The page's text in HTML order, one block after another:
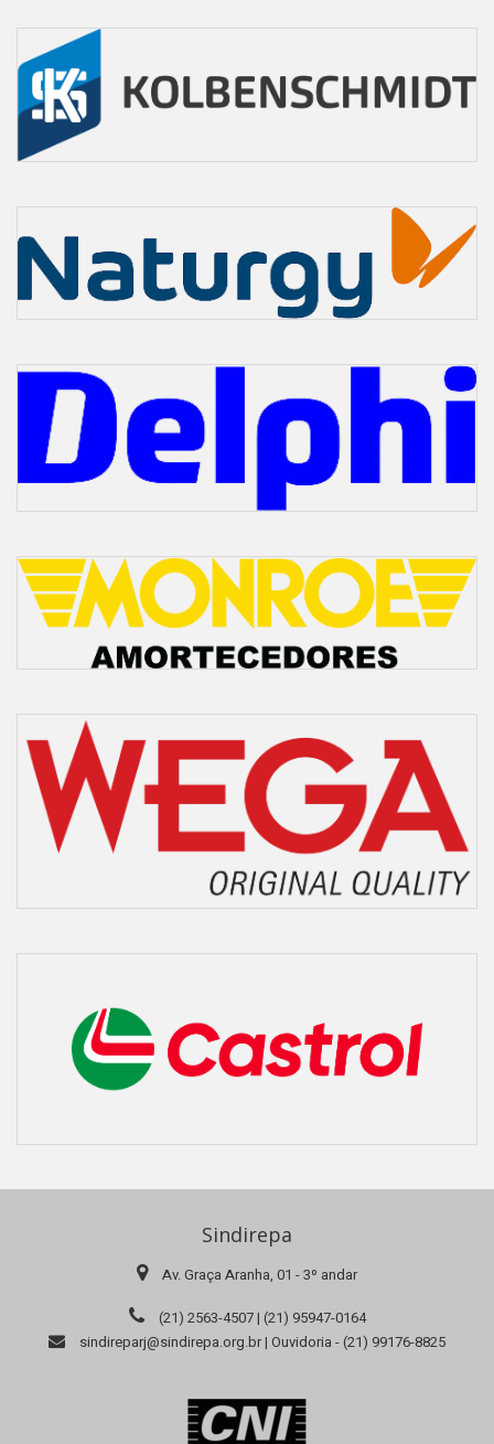
Sindirepa
Av. Graça Aranha, 01 - 3º andar
(21) 2563-4507 | (21) 95947-0164
sindireparj@sindirepa.org.br | Ouvidoria - (21) 99176-8825